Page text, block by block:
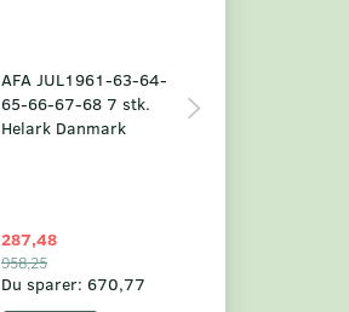
AFA JUL1961-63-64-
65-66-67-68 7 stk.
Helark Danmark
287,48
958,25
Du sparer: 670,77